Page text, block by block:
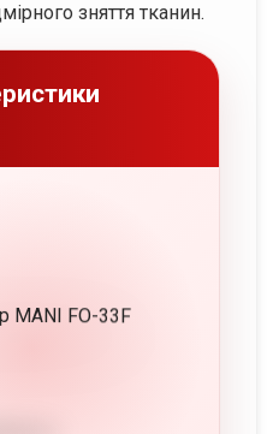
зняття тканин.